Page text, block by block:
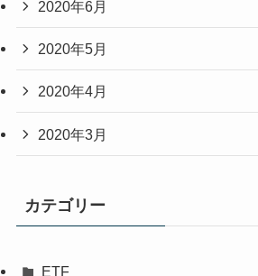
2020年6月
2020年5月
2020年4月
2020年3月
カテゴリー
ETF